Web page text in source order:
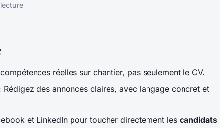
réelles sur chantier, pas seulement le CV.
: Rédigez des annonces claires, avec langage concret et
et LinkedIn pour toucher directement les candidats